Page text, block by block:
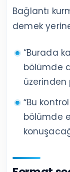
Bağlantı
demek
“Burada
bölümde
üzerinden
“Bu
bölümde